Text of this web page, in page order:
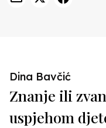
Dina Bavčić
Znanje ili
uspjehom